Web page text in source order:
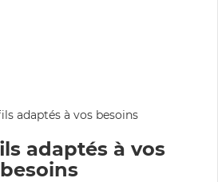
adaptés à vos
besoins